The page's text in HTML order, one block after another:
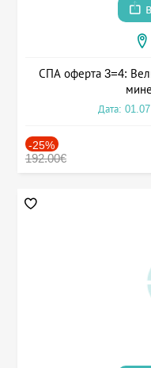
СПА оферта 3=4:
Дата:
-25%
192.00€